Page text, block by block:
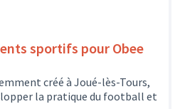
sportifs pour Obee
créé à Joué-lès-Tours,
la pratique du football et